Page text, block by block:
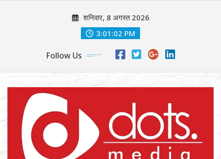
शनिवार, 8 अगस्त 2026
3:01:04 PM
Follow Us